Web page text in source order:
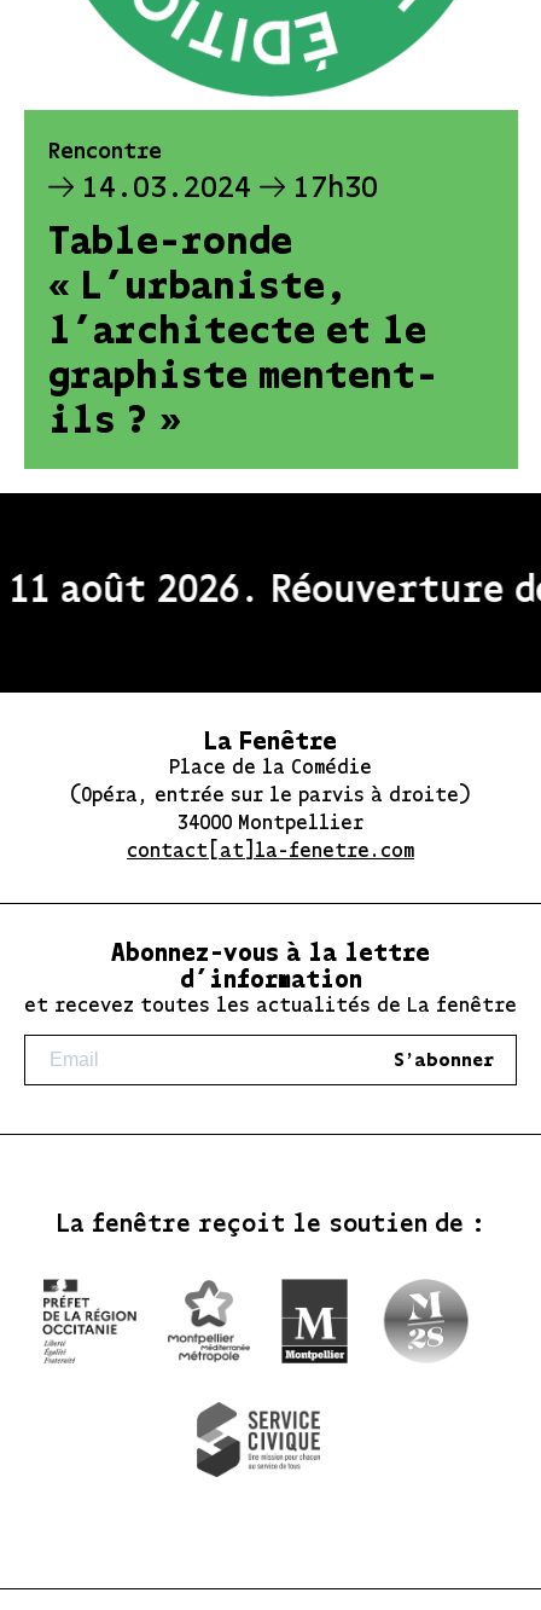
Rencontre
14.03.2024 17h30
Table-ronde
« L’urbaniste,
l’architecte et le
graphiste mentent-
ils ? »
2026. Réouverture
La Fenêtre
Place de la Comédie
(Opéra, entrée sur le parvis à droite)
34000 Montpellier
contact[at]la-fenetre.com
Abonnez-vous à la lettre
d’information
et recevez toutes les actualités de La fenêtre
S'abonner
La fenêtre reçoit le soutien de :